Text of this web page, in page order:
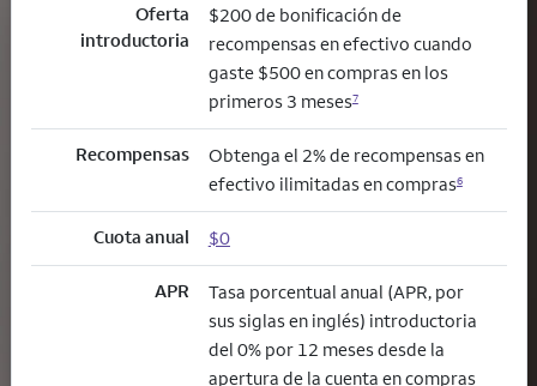
Oferta
introductoria
$200 de bonificación de
recompensas en efectivo cuando
gaste $500 en compras en los
primeros 3 meses7
Recompensas
Obtenga el 2% de recompensas en
efectivo ilimitadas en compras6
Cuota anual $0
APR
Tasa porcentual anual (APR, por
sus siglas en inglés) introductoria
del 0% por 12 meses desde la
apertura de la cuenta en compras